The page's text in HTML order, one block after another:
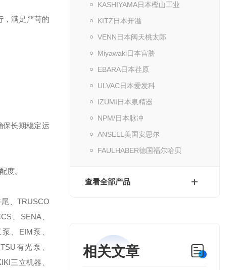
KASHIYAMA日本樫山工业
KITZ日本开滋
VENN日本阀天桃太郎
Miyawaki日本宫胁
EBARA日本荏原
ULVAC日本爱发科
IZUMI日本泉精器
NPM/日本脉冲
ANSELL美国安思尔
FAULHABER德国福尔哈贝
查看全部产品
相关文章
，满足严苛的
保长期稳定运
度。
、TRUSCO
、SENA、
、EIM泵、
有光泵、
三立机器、